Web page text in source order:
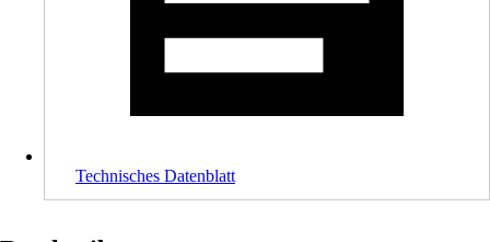
Technisches Datenblatt